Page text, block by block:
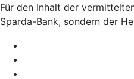
Für den Inhalt der
Sparda-Bank, sondern der